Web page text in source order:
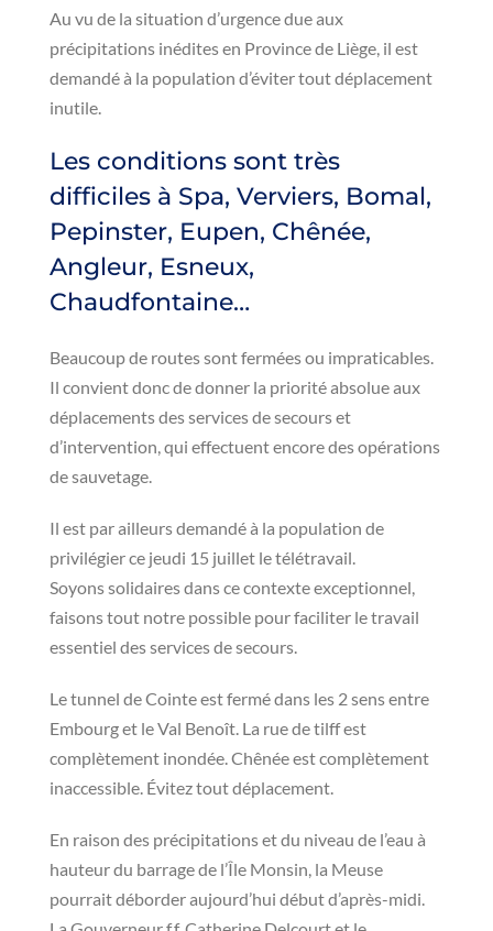
Au vu de la situation d’urgence due aux
précipitations inédites en Province de Liège, il est
demandé à la population d’éviter tout déplacement
inutile.
Les conditions sont très
difficiles à Spa, Verviers, Bomal,
Pepinster, Eupen, Chênée,
Angleur, Esneux,
Chaudfontaine…
Beaucoup de routes sont fermées ou impraticables.
Il convient donc de donner la priorité absolue aux
déplacements des services de secours et
d’intervention, qui effectuent encore des opérations
de sauvetage.
Il est par ailleurs demandé à la population de
privilégier ce jeudi 15 juillet le télétravail.
Soyons solidaires dans ce contexte exceptionnel,
faisons tout notre possible pour faciliter le travail
essentiel des services de secours.
Le tunnel de Cointe est fermé dans les 2 sens entre
Embourg et le Val Benoît. La rue de tilff est
complètement inondée. Chênée est complètement
inaccessible. Évitez tout déplacement.
En raison des précipitations et du niveau de l’eau à
hauteur du barrage de l’Île Monsin, la Meuse
pourrait déborder aujourd’hui début d’après-midi.